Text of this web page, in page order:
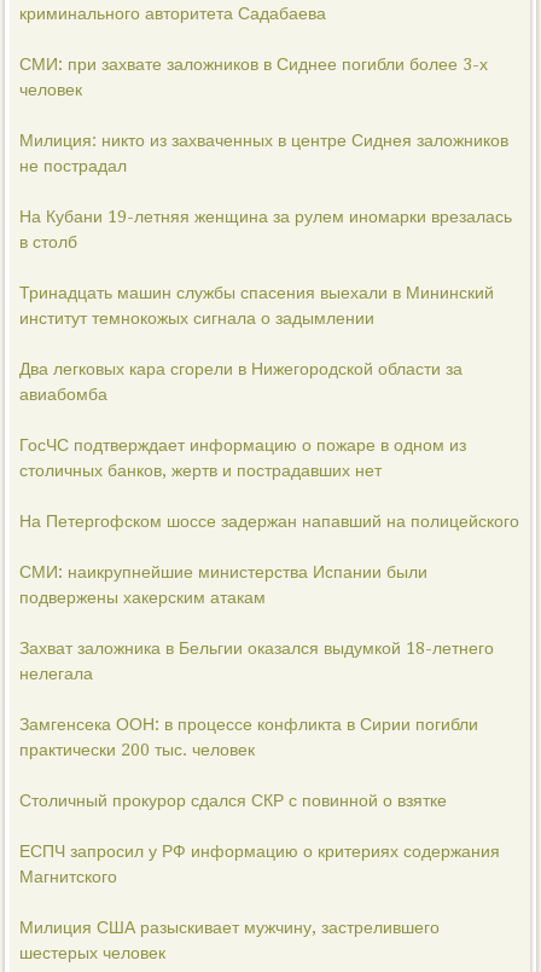
криминального авторитета Садабаева
СМИ: при захвате заложников в Сиднее погибли более 3-х
человек
Милиция: никто из захваченных в центре Сиднея заложников
не пострадал
На Кубани 19-летняя женщина за рулем иномарки врезалась
в столб
Тринадцать машин службы спасения выехали в Мининский
институт темнокожых сигнала о задымлении
Два легковых кара сгорели в Нижегородской области за
авиабомба
ГосЧС подтверждает информацию о пожаре в одном из
столичных банков, жертв и пострадавших нет
На Петергофском шоссе задержан напавший на полицейского
СМИ: наикрупнейшие министерства Испании были
подвержены хакерским атакам
Захват заложника в Бельгии оказался выдумкой 18-летнего
нелегала
Замгенсека ООН: в процессе конфликта в Сирии погибли
практически 200 тыс. человек
Столичный прокурор сдался СКР с повинной о взятке
ЕСПЧ запросил у РФ информацию о критериях содержания
Магнитского
Милиция США разыскивает мужчину, застрелившего
шестерых человек